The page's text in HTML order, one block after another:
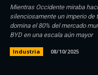
Mientras Occidente miraba
silenciosamente un imperio de
domina el 80% del mercado
BYD en una escala aún mayor
Industria 08/10/2025